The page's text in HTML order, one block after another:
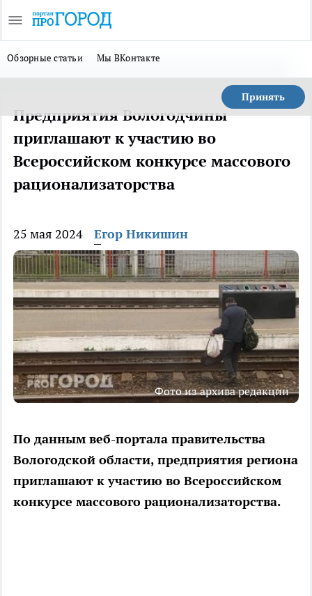
Обзорные статьи Мы ВКонтакте
Принять
Предприятия Вологодчины
приглашают к участию во
Всероссийском конкурсе массового
рационализаторства
25 мая 2024 Егор Никишин
Фото из архива редакции
По данным веб-портала правительства
Вологодской области, предприятия региона
приглашают к участию во Всероссийском
конкурсе массового рационализаторства.